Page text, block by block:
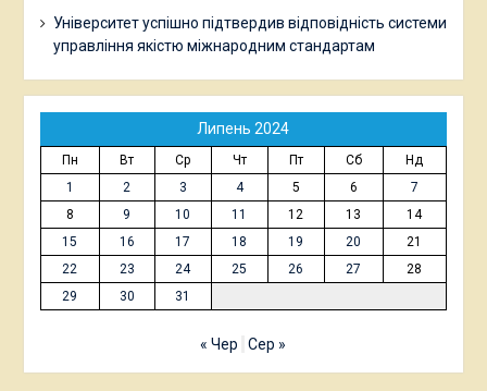
Університет успішно підтвердив відповідність системи
управління якістю міжнародним стандартам
Липень 2024
Пн Вт Ср Чт Пт Сб
Нд
1
2 3 4 5 6
7
8
9 10 11 12 13
14
15
16 17 18 19 20
21
22
23 24 25 26 27
28
29
30 31
« Чер Сер »